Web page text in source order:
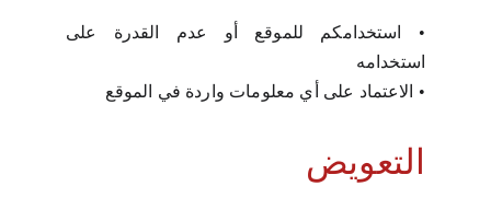
•
استخدامكم للموقع أو عدم القدرة على
استخدامه
•
الاعتماد على أي معلومات واردة في الموقع
التعويض